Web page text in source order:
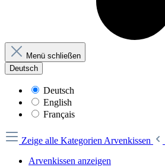
Menü schließen
Deutsch
Deutsch
English
Français
Zeige alle Kategorien Arvenkissen
Arvenkissen anzeigen